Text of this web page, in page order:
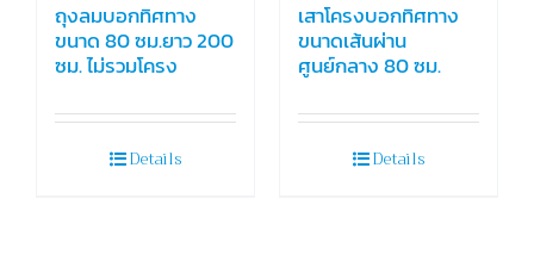
ถุงลมบอกทิศทาง
ขนาด 80 ซม.ยาว 200
ซม. ไม่รวมโครง
Details
เสาโครงบอกทิศทาง
ขนาดเส้นผ่าน
ศูนย์กลาง 80 ซม.
Details